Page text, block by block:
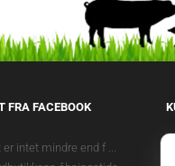
FRA FACEBOOK
er intet mindre end f